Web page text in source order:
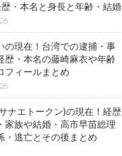
・本名と身長と年齢・結婚
め
の現在！台湾での逮捕・事
歴・本名の藤崎麻衣や年齢
フィールまとめ
ナエトークン)の現在！経歴
家族や結婚・高市早苗総理
・逃亡とその後まとめ